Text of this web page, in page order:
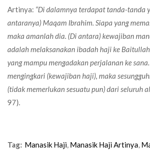
Artinya: “Di dalamnya terdapat tanda-tanda
antaranya) Maqam Ibrahim. Siapa yang
maka amanlah dia. (Di antara) kewajiban
adalah melaksanakan ibadah haji ke
yang mampu mengadakan perjalanan ke
mengingkari (kewajiban haji), maka
(tidak memerlukan sesuatu pun) dari seluruh
97).
Tag: Manasik Haji, Manasik Haji Artinya,